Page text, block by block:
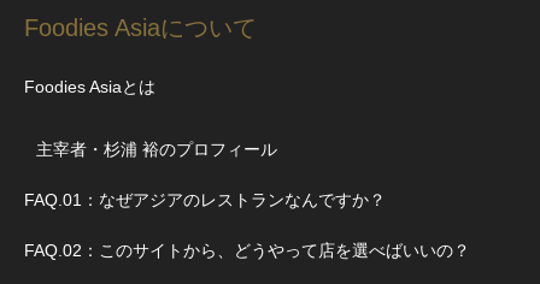
Foodies Asiaについて
Foodies Asiaとは
主宰者・杉浦 裕のプロフィール
FAQ.01：なぜアジアのレストランなんですか？
FAQ.02：このサイトから、どうやって店を選べばいいの？